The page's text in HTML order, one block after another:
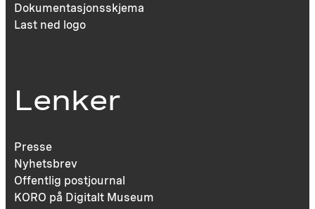
Dokumentasjonsskjema
Last ned logo
Lenker
Presse
Nyhetsbrev
Offentlig postjournal
KORO på Digitalt Museum